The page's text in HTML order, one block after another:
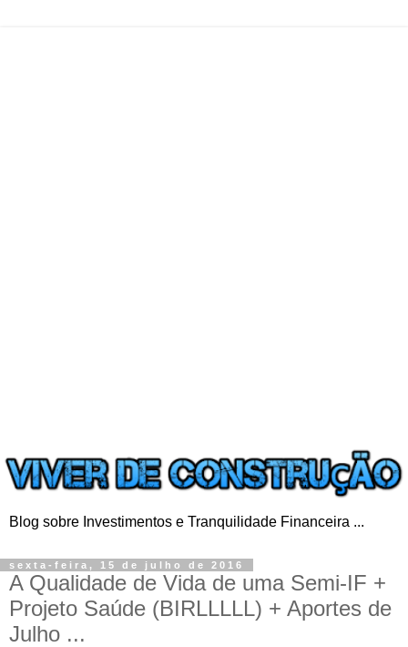
Blog sobre Investimentos e Tranquilidade Financeira ...
sexta-feira, 15 de julho de 2016
A Qualidade de Vida de uma Semi-IF +
Projeto Saúde (BIRLLLLL) + Aportes de
Julho ...